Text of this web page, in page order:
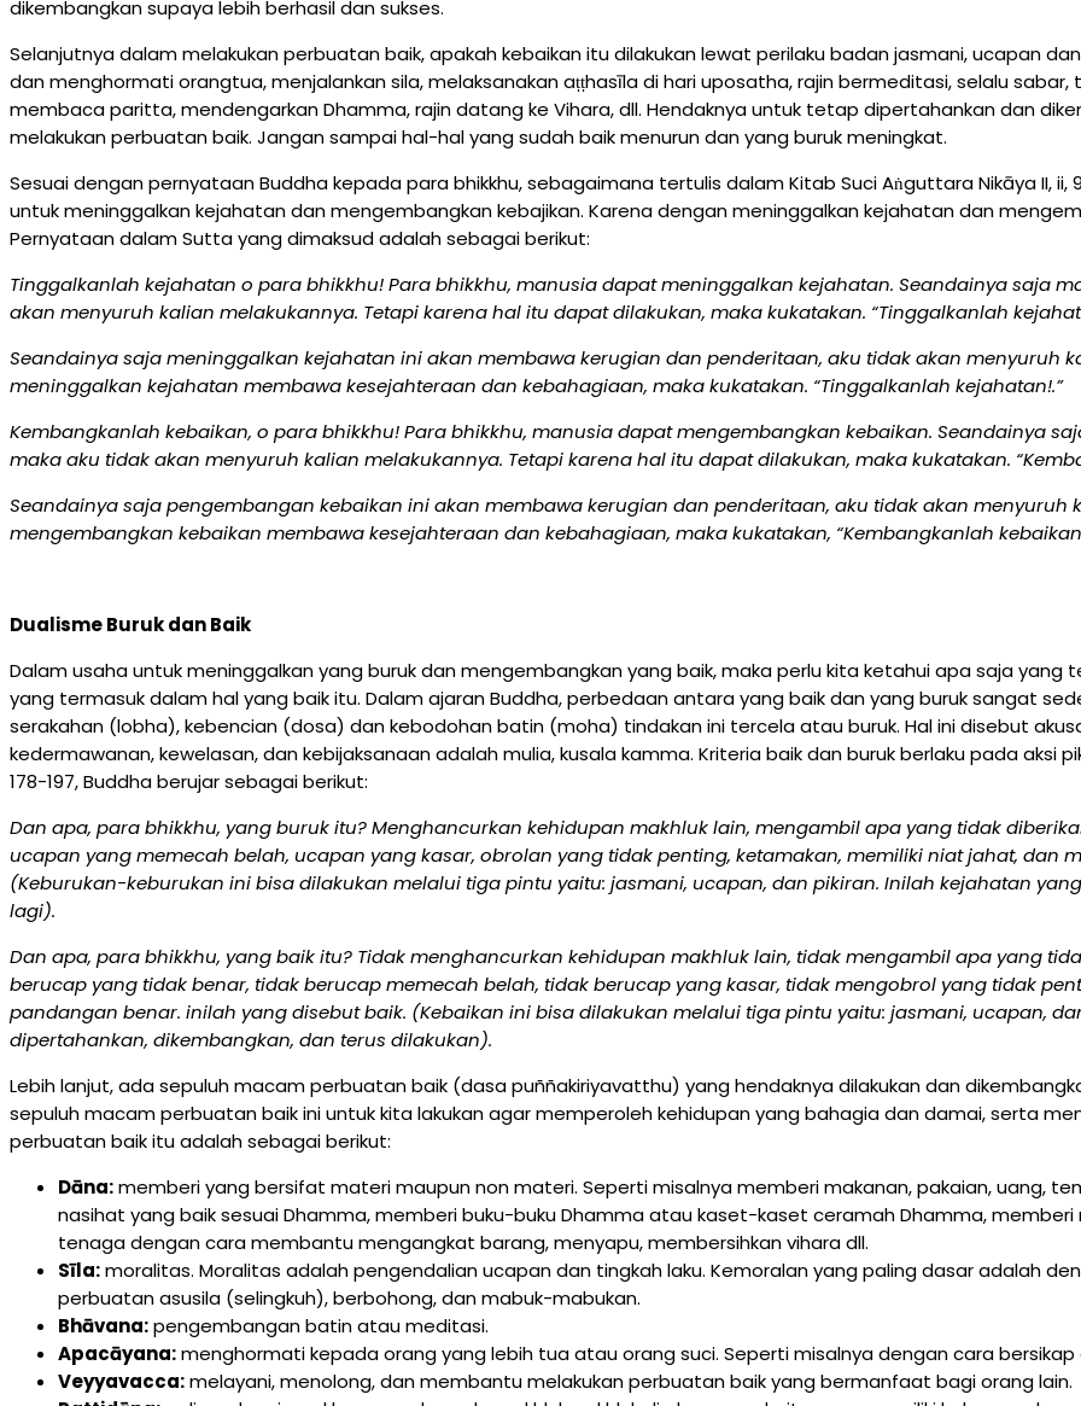
dikembangkan supaya lebih berhasil dan sukses.
Selanjutnya dalam melakukan perbuatan baik, apakah kebaikan itu dilakukan lewat perilaku badan jasmani, ucapan
dan menghormati orangtua, menjalankan sila, melaksanakan aṭṭhasīla di hari uposatha, rajin bermeditasi, selalu sabar,
membaca paritta, mendengarkan Dhamma, rajin datang ke Vihara, dll. Hendaknya untuk tetap dipertahankan dan
melakukan perbuatan baik. Jangan sampai hal-hal yang sudah baik menurun dan yang buruk meningkat.
Sesuai dengan pernyataan Buddha kepada para bhikkhu, sebagaimana tertulis dalam Kitab Suci Aṅguttara Nikāya II,
untuk meninggalkan kejahatan dan mengembangkan kebajikan. Karena dengan meninggalkan kejahatan dan
Pernyataan dalam Sutta yang dimaksud adalah sebagai berikut:
Tinggalkanlah kejahatan o para bhikkhu! Para bhikkhu, manusia dapat meninggalkan kejahatan. Seandainya saja
akan menyuruh kalian melakukannya. Tetapi karena hal itu dapat dilakukan, maka kukatakan. “Tinggalkanlah
Seandainya saja meninggalkan kejahatan ini akan membawa kerugian dan penderitaan, aku tidak akan menyuruh
meninggalkan kejahatan membawa kesejahteraan dan kebahagiaan, maka kukatakan. “Tinggalkanlah kejahatan!.”
Kembangkanlah kebaikan, o para bhikkhu! Para bhikkhu, manusia dapat mengembangkan kebaikan. Seandainya
maka aku tidak akan menyuruh kalian melakukannya. Tetapi karena hal itu dapat dilakukan, maka kukatakan.
Seandainya saja pengembangan kebaikan ini akan membawa kerugian dan penderitaan, aku tidak akan menyuruh
mengembangkan kebaikan membawa kesejahteraan dan kebahagiaan, maka kukatakan, “Kembangkanlah
Dualisme Buruk dan Baik
Dalam usaha untuk meninggalkan yang buruk dan mengembangkan yang baik, maka perlu kita ketahui apa saja
yang termasuk dalam hal yang baik itu. Dalam ajaran Buddha, perbedaan antara yang baik dan yang buruk sangat
serakahan (lobha), kebencian (dosa) dan kebodohan batin (moha) tindakan ini tercela atau buruk. Hal ini disebut
kedermawanan, kewelasan, dan kebijaksanaan adalah mulia, kusala kamma. Kriteria baik dan buruk berlaku pada aksi
178-197, Buddha berujar sebagai berikut:
Dan apa, para bhikkhu, yang buruk itu? Menghancurkan kehidupan makhluk lain, mengambil apa yang tidak
ucapan yang memecah belah, ucapan yang kasar, obrolan yang tidak penting, ketamakan, memiliki niat jahat, dan
(Keburukan-keburukan ini bisa dilakukan melalui tiga pintu yaitu: jasmani, ucapan, dan pikiran. Inilah kejahatan
lagi).
Dan apa, para bhikkhu, yang baik itu? Tidak menghancurkan kehidupan makhluk lain, tidak mengambil apa yang
berucap yang tidak benar, tidak berucap memecah belah, tidak berucap yang kasar, tidak mengobrol yang tidak
pandangan benar. inilah yang disebut baik. (Kebaikan ini bisa dilakukan melalui tiga pintu yaitu: jasmani, ucapan,
dipertahankan, dikembangkan, dan terus dilakukan).
Lebih lanjut, ada sepuluh macam perbuatan baik (dasa puññakiriyavatthu) yang hendaknya dilakukan dan
sepuluh macam perbuatan baik ini untuk kita lakukan agar memperoleh kehidupan yang bahagia dan damai, serta
perbuatan baik itu adalah sebagai berikut:
Dāna:memberi yang bersifat materi maupun non materi. Seperti misalnya memberi makanan, pakaian, uang,
nasihat yang baik sesuai Dhamma, memberi buku-buku Dhamma atau kaset-kaset ceramah Dhamma,
tenaga dengan cara membantu mengangkat barang, menyapu, membersihkan vihara dll.
Sīla:moralitas. Moralitas adalah pengendalian ucapan dan tingkah laku. Kemoralan yang paling dasar adalah
perbuatan asusila (selingkuh), berbohong, dan mabuk-mabukan.
Bhāvana:pengembangan batin atau meditasi.
Apacāyana:menghormati kepada orang yang lebih tua atau orang suci. Seperti misalnya dengan cara
Veyyavacca:melayani, menolong, dan membantu melakukan perbuatan baik yang bermanfaat bagi orang lain.